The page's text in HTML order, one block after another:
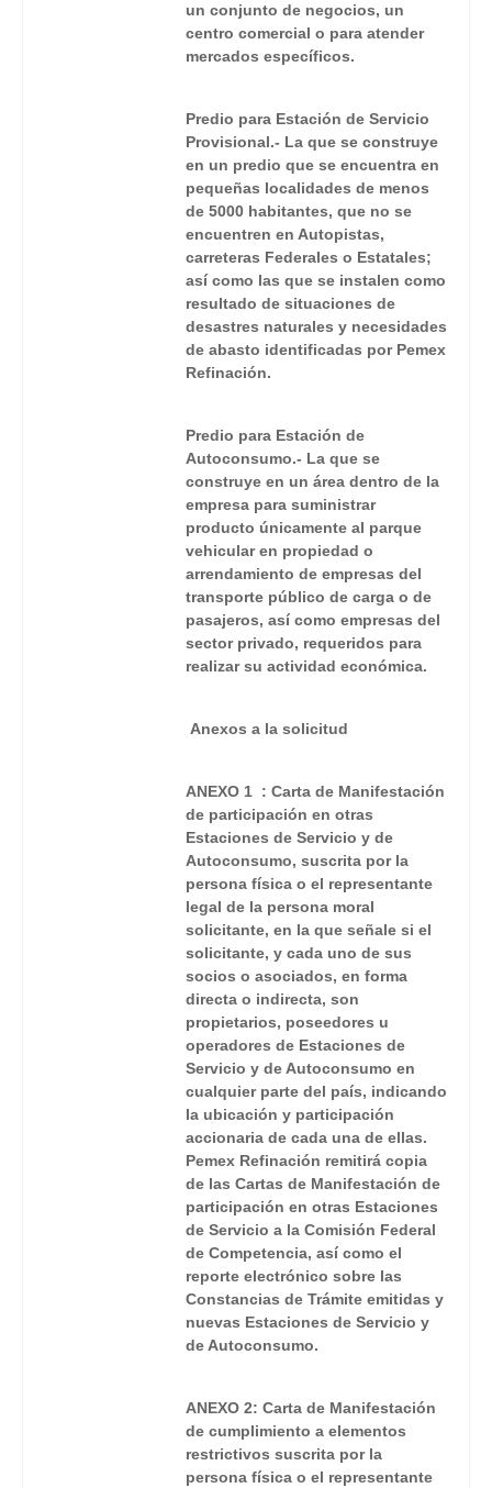
un conjunto de negocios, un
centro comercial o para atender
mercados específicos.
Predio para Estación de Servicio
Provisional.- La que se construye
en un predio que se encuentra en
pequeñas localidades de menos
de 5000 habitantes, que no se
encuentren en Autopistas,
carreteras Federales o Estatales;
así como las que se instalen como
resultado de situaciones de
desastres naturales y necesidades
de abasto identificadas por Pemex
Refinación.
Predio para Estación de
Autoconsumo.- La que se
construye en un área dentro de la
empresa para suministrar
producto únicamente al parque
vehicular en propiedad o
arrendamiento de empresas del
transporte público de carga o de
pasajeros, así como empresas del
sector privado, requeridos para
realizar su actividad económica.
Anexos a la solicitud
ANEXO 1 : Carta de Manifestación
de participación en otras
Estaciones de Servicio y de
Autoconsumo, suscrita por la
persona física o el representante
legal de la persona moral
solicitante, en la que señale si el
solicitante, y cada uno de sus
socios o asociados, en forma
directa o indirecta, son
propietarios, poseedores u
operadores de Estaciones de
Servicio y de Autoconsumo en
cualquier parte del país, indicando
la ubicación y participación
accionaria de cada una de ellas.
Pemex Refinación remitirá copia
de las Cartas de Manifestación de
participación en otras Estaciones
de Servicio a la Comisión Federal
de Competencia, así como el
reporte electrónico sobre las
Constancias de Trámite emitidas y
nuevas Estaciones de Servicio y
de Autoconsumo.
ANEXO 2: Carta de Manifestación
de cumplimiento a elementos
restrictivos suscrita por la
persona física o el representante